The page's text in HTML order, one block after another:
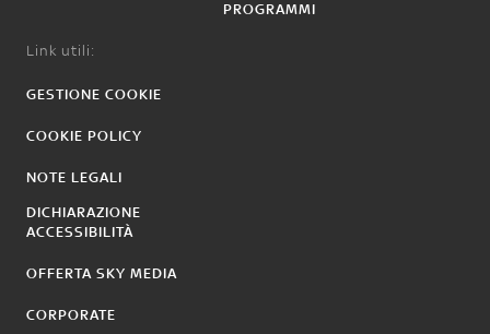
PROGRAMMI
Link utili:
GESTIONE COOKIE
COOKIE POLICY
NOTE LEGALI
DICHIARAZIONE
ACCESSIBILITÀ
OFFERTA SKY MEDIA
CORPORATE